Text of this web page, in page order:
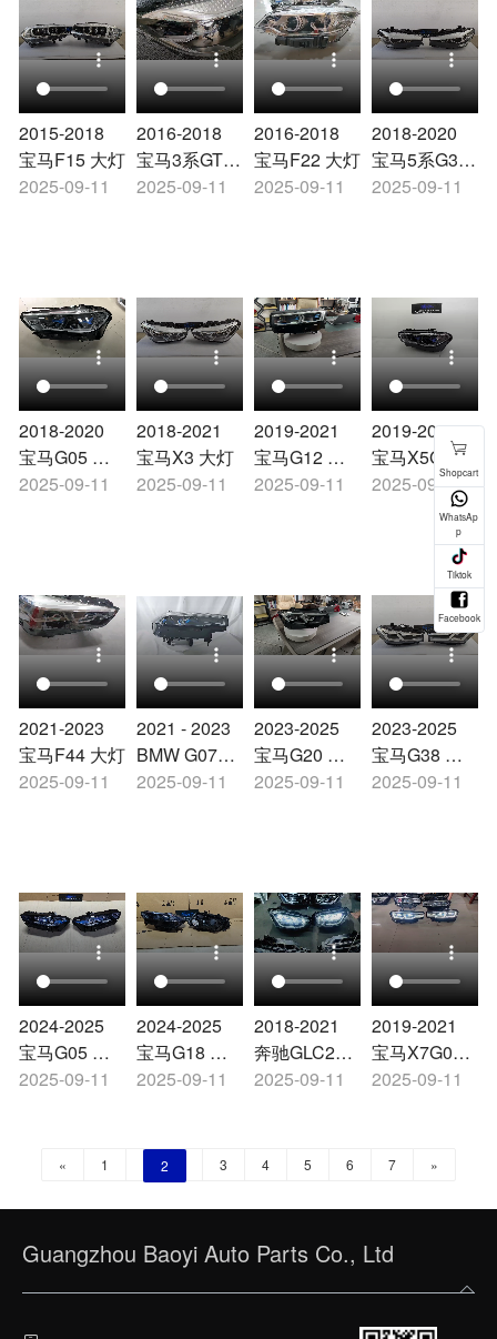
2015-2018
宝马F15 大灯
2025-09-11
2016-2018
宝马3系GT
F34 大灯
2025-09-11
2016-2018
宝马F22 大灯
2025-09-11
2018-2020
宝马5系G38
大灯
2025-09-11
2018-2020
宝马G05 大
灯
2025-09-11
2018-2021
宝马X3 大灯
2025-09-11
2019-2021
宝马G12 大
灯
2025-09-11
2019-2021
宝马X5G05
大灯
2025-09-11
2021-2023
宝马F44 大灯
2025-09-11
2021 - 2023
BMW G07
Headlights
2025-09-11
2023-2025
宝马G20 大
灯
2025-09-11
2023-2025
宝马G38 大
灯
2025-09-11
2024-2025
宝马G05 大
灯
2025-09-11
2024-2025
宝马G18 大
灯
2025-09-11
2018-2021
奔驰GLC253
大灯
2025-09-11
2019-2021
宝马X7G07
大灯
2025-09-11
« 1 2 3 4 5 6 7 »
Guangzhou Baoyi Auto Parts Co., Ltd